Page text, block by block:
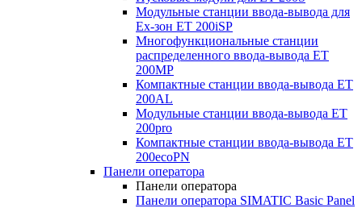
Модульные станции ввода-вывода для
Ex-зон ET 200iSP
Многофункциональные станции
распределенного ввода-вывода ET
200MP
Компактные станции ввода-вывода ET
200AL
Модульные станции ввода-вывода ET
200pro
Компактные станции ввода-вывода ET
200ecoPN
Панели оператора
Панели оператора
Панели оператора SIMATIC Basic Panel